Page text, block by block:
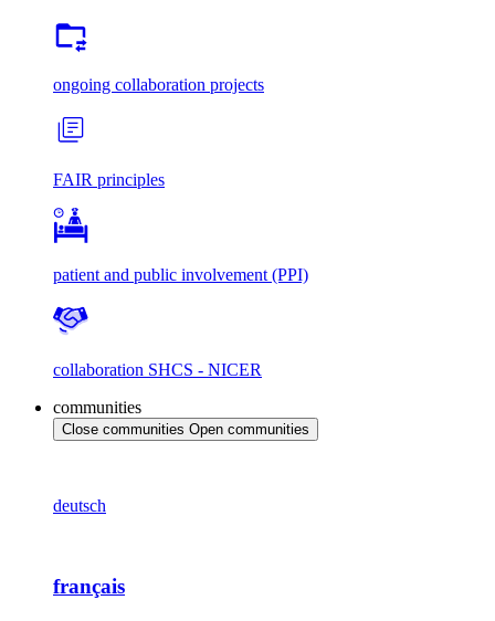
ongoing collaboration projects
FAIR principles
patient and public involvement (PPI)
collaboration SHCS - NICER
communities
Close communities Open communities
deutsch
français